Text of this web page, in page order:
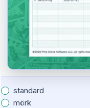
standard
mörk